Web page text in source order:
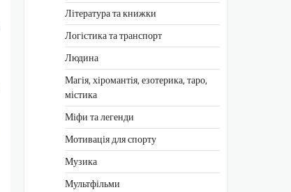
Література та книжки
Логістика та транспорт
Людина
Магія, хіромантія, езотерика, таро,
містика
Міфи та легенди
Мотивація для спорту
Музика
Мультфільми